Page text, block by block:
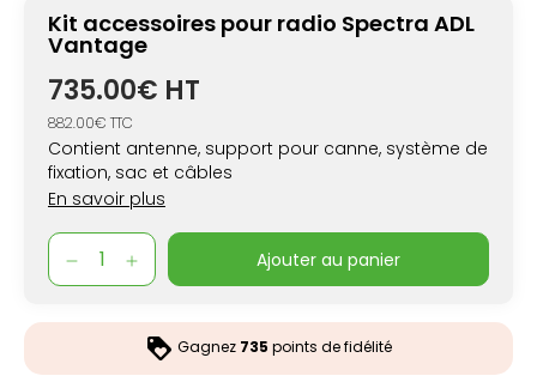
Kit accessoires pour radio Spectra ADL
Vantage
735.00€ HT
882.00€ TTC
Contient antenne, support pour canne, système de
fixation, sac et câbles
En savoir plus
ajouter au panier
Gagnez 735 points de fidélité